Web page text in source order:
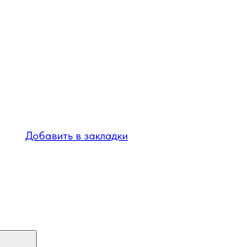
Добавить в закладки